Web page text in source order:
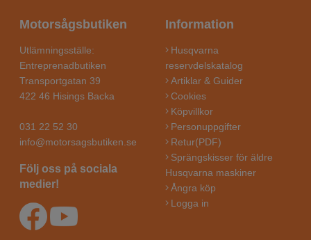
Motorsågsbutiken
Utlämningsställe:
Entreprenadbutiken
Transportgatan 39
422 46 Hisings Backa
031 22 52 30
info@motorsagsbutiken.se
Följ oss på sociala
medier!
Information
Husqvarna
reservdelskatalog
Artiklar & Guider
Cookies
Köpvillkor
Personuppgifter
Retur(PDF)
Sprängskisser för äldre
Husqvarna maskiner
Ångra köp
Logga in